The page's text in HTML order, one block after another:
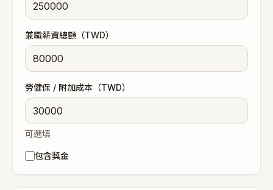
兼職薪資總額（TWD）
勞健保 / 附加成本（TWD）
可選填
包含獎金